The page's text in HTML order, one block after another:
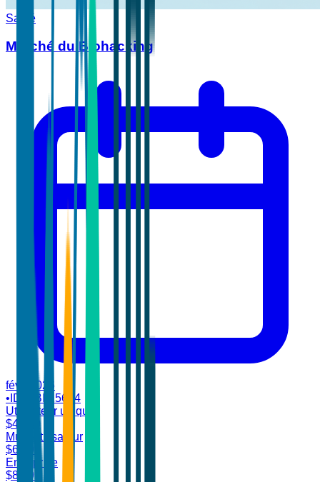
Santé
Marché du Biohacking
févr. 2026
• ID:
TBI-15674
Utilisateur unique
$4,700
Multi-utilisateur
$6,899
Entreprise
$8,499